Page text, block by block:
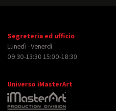
Segreteria ed ufficio
Lunedì - Venerdì
09:30-13:30 15:00-18:30
Universo iMasterArt